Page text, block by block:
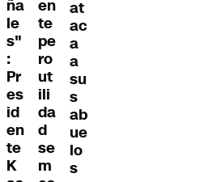
ña
le
s"
:
Pr
es
id
en
te
K
en
te
pe
ro
ut
ili
da
d
se
m
at
ac
a
a
su
s
ab
ue
lo
s